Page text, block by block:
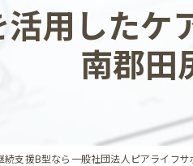
用したケ
南郡田
続支援B型なら一般社団法人ピアライフサ